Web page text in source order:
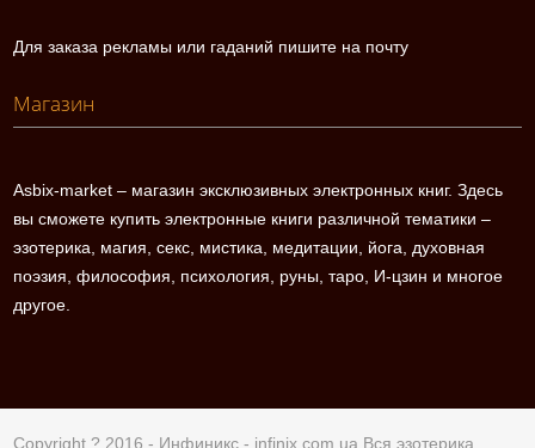
Для заказа рекламы или гаданий пишите на почту
Магазин
Asbix-market – магазин эксклюзивных электронных книг. Здесь
вы сможете купить электронные книги различной тематики –
эзотерика, магия, секс, мистика, медитации, йога, духовная
поэзия, философия, психология, руны, таро, И-цзин и многое
другое.
Copyright ? 2016 - Инфиникс - infinix.com.ua Вся эзотерика.